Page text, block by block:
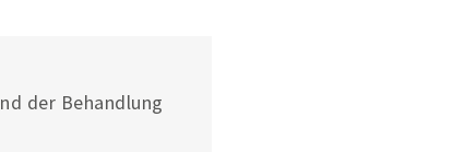
der Behandlung